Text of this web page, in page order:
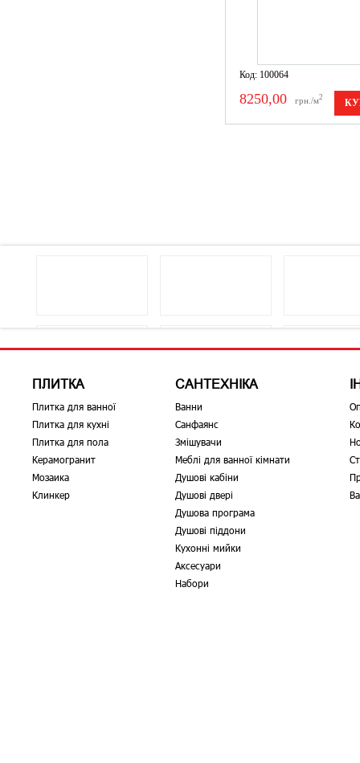
Код: 100064
8250,00 грн./м2
ПЛИТКА
Плитка для ванної
Плитка для кухні
Плитка для пола
Керамогранит
Мозаика
Клинкер
САНТЕХНІКА
Ванни
Санфаянс
Змішувачи
Меблі для ванної кімнати
Душові кабіни
Душові двері
Душова програма
Душові піддони
Кухонні мийки
Аксесуари
Набори